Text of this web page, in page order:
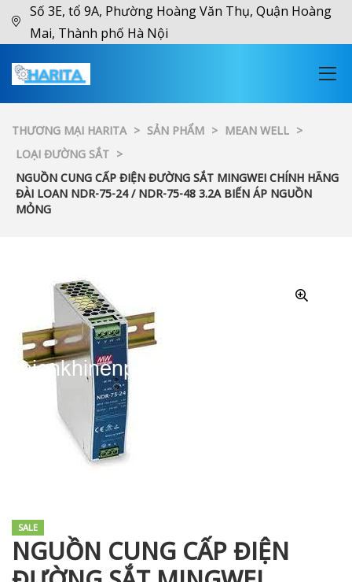
Số 3E, tổ 9A, Phường Hoàng Văn Thụ, Quận Hoàng
Mai, Thành phố Hà Nội
THƯƠNG MẠI HARITA > SẢN PHẨM > MEAN WELL >
LOẠI ĐƯỜNG SẮT >
NGUỒN CUNG CẤP ĐIỆN ĐƯỜNG SẮT MINGWEI CHÍNH HÃNG
ĐÀI LOAN NDR-75-24 / NDR-75-48 3.2A BIẾN ÁP NGUỒN
MỎNG
SALE
NGUỒN CUNG CẤP ĐIỆN